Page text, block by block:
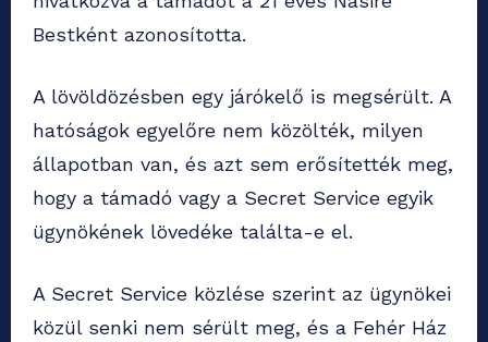
Bestként azonosította.
A lövöldözésben egy járókelő is megsérült. A
hatóságok egyelőre nem közölték, milyen
állapotban van, és azt sem erősítették meg,
hogy a támadó vagy a Secret Service egyik
ügynökének lövedéke találta-e el.
A Secret Service közlése szerint az ügynökei
közül senki nem sérült meg, és a Fehér Ház